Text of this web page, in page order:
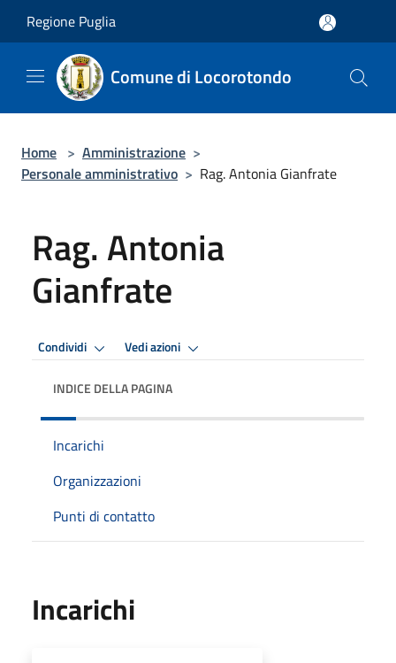
Regione Puglia
Comune di Locorotondo
Home > Amministrazione >
Personale amministrativo > Rag. Antonia Gianfrate
Rag. Antonia
Gianfrate
Condividi Vedi azioni
INDICE DELLA PAGINA
Incarichi
Organizzazioni
Punti di contatto
Incarichi